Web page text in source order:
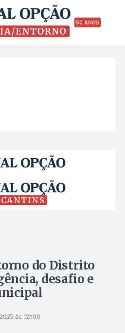
50 ANOS
do Distrito
desafio e
às 12h00